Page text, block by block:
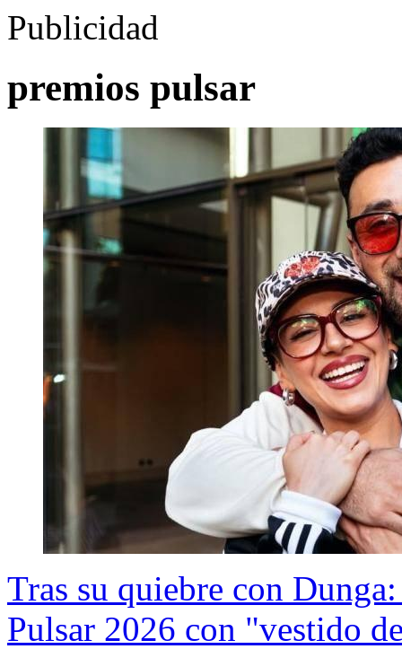
Publicidad
premios pulsar
Tras su quiebre con
Pulsar 2026 con "vestido